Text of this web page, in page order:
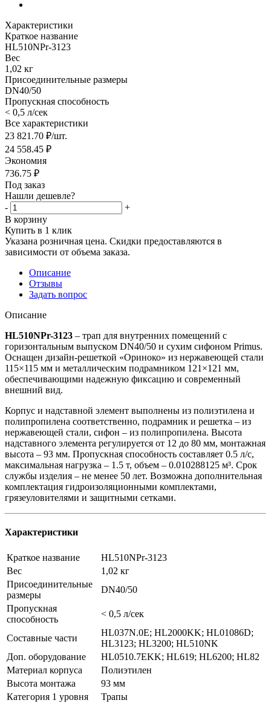
Характеристики
Краткое название
HL510NPr-3123
Вес
1,02 кг
Присоединительные размеры
DN40/50
Пропускная способность
< 0,5 л/сек
Все характеристики
23 821.70 ₽/шт.
24 558.45 ₽
Экономия
736.75 ₽
Под заказ
Нашли дешевле?
-
+
В корзину
Купить в 1 клик
Указана розничная цена. Скидки предоставляются в
зависимости от объема заказа.
Описание
Отзывы
Задать вопрос
Описание
HL510NPr-3123 – трап для внутренних помещений с
горизонтальным выпуском DN40/50 и сухим сифоном Primus.
Оснащен дизайн-решеткой «Ориноко» из нержавеющей стали
115×115 мм и металлическим подрамником 121×121 мм,
обеспечивающими надежную фиксацию и современный
внешний вид.
Корпус и надставной элемент выполнены из полиэтилена и
полипропилена соответственно, подрамник и решетка – из
нержавеющей стали, сифон – из полипропилена. Высота
надставного элемента регулируется от 12 до 80 мм, монтажная
высота – 93 мм. Пропускная способность составляет 0.5 л/с,
максимальная нагрузка – 1.5 т, объем – 0.010288125 м³. Срок
службы изделия – не менее 50 лет. Возможна дополнительная
комплектация гидроизоляционными комплектами,
грязеуловителями и защитными сетками.
Характеристики
Краткое название
HL510NPr-3123
Вес
1,02 кг
Присоединительные
размеры
DN40/50
Пропускная
способность
< 0,5 л/сек
Составные части
HL037N.0E; HL2000KK; HL01086D;
HL3123; HL3200; HL510NK
Доп. оборудование
HL0510.7EKK; HL619; HL6200; HL82
Материал корпуса
Полиэтилен
Высота монтажа
93 мм
Категория 1 уровня
Трапы